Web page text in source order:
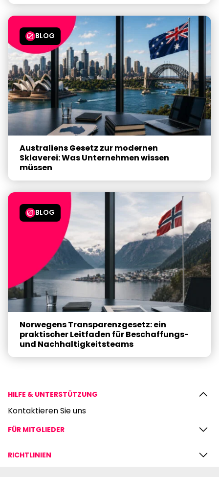
BLOG
Australiens Gesetz zur modernen
Sklaverei: Was Unternehmen wissen
müssen
BLOG
Norwegens Transparenzgesetz: ein
praktischer Leitfaden für Beschaffungs-
und Nachhaltigkeitsteams
HILFE & UNTERSTÜTZUNG
Kontaktieren Sie uns
FÜR MITGLIEDER
RICHTLINIEN